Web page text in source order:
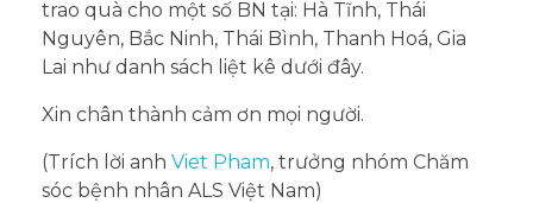
trao quà cho một số BN tại: Hà Tĩnh, Thái
Nguyên, Bắc Ninh, Thái Bình, Thanh Hoá, Gia
Lai như danh sách liệt kê dưới đây.
Xin chân thành cảm ơn mọi người.
(Trích lời anh Viet Pham, trưởng nhóm Chăm
sóc bệnh nhân ALS Việt Nam)